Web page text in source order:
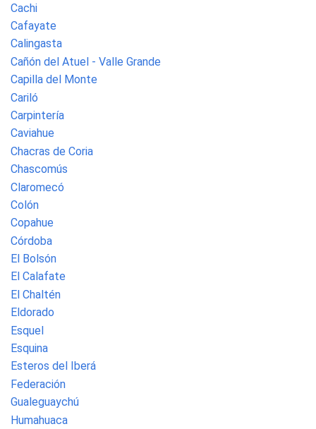
Cachi
Cafayate
Calingasta
Cañón del Atuel - Valle Grande
Capilla del Monte
Cariló
Carpintería
Caviahue
Chacras de Coria
Chascomús
Claromecó
Colón
Copahue
Córdoba
El Bolsón
El Calafate
El Chaltén
Eldorado
Esquel
Esquina
Esteros del Iberá
Federación
Gualeguaychú
Humahuaca